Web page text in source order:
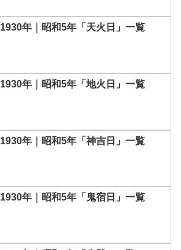
1930年｜昭和5年「天火日」一覧
1930年｜昭和5年「地火日」一覧
1930年｜昭和5年「神吉日」一覧
1930年｜昭和5年「鬼宿日」一覧